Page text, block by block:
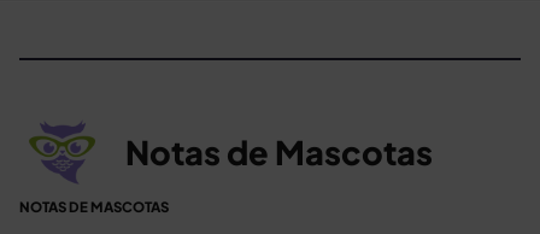
Notas de Mascotas
NOTAS DE MASCOTAS